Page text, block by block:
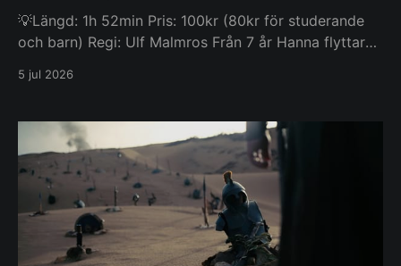
💡Längd: 1h 52min Pris: 100kr (80kr för studerande
och barn) Regi: Ulf Malmros Från 7 år Hanna flyttar
mellan den före detta statsministern Stefan Carlsson
illaluktande utedass. Som Harrys boende anhängare
tvingas
5 jul 2026